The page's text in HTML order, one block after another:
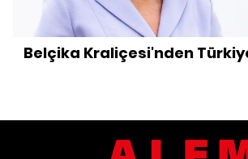
Belçika Kraliçesi'nden